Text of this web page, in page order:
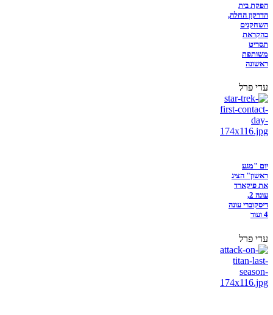
הפקת בית
הדרקון החלה,
השחקנים
בהקראת
תסריט
משותפת
ראשונה
עדי פרל
יום "מגע
ראשון" הציג
את פיקארד
עונה 2,
דיסקוברי עונה
4 ועוד
עדי פרל